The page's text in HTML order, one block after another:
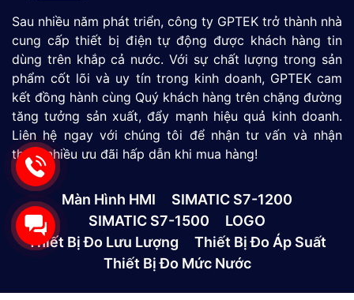
Sau nhiều năm phát triển, công ty GPTEK trở thành nhà
cung cấp thiết bị điện tự động được khách hàng tin
dùng trên khắp cả nước. Với sự chất lượng trong sản
phẩm cốt lõi và uy tín trong kinh doanh, GPTEK cam
kết đồng hành cùng Quý khách hàng trên chặng đường
tăng tưởng sản xuất, đẩy mạnh hiệu quả kinh doanh.
Liên hệ ngay với chúng tôi để nhận tư vấn và nhận
thêm nhiều ưu đãi hấp dẫn khi mua hàng!
Màn Hình HMI
SIMATIC S7-1200
SIMATIC S7-1500
LOGO
Thiết Bị Đo Lưu Lượng
Thiết Bị Đo Áp Suất
Thiết Bị Đo Mức Nước